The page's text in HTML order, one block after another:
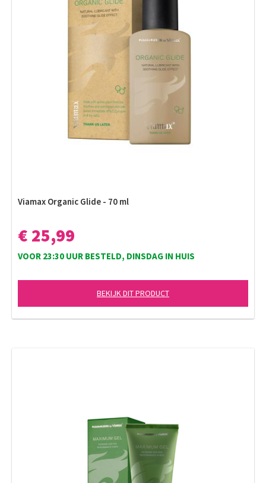
Viamax Organic Glide - 70 ml
€ 25,99
VOOR 23:30 UUR BESTELD, DINSDAG IN HUIS
BEKIJK DIT PRODUCT